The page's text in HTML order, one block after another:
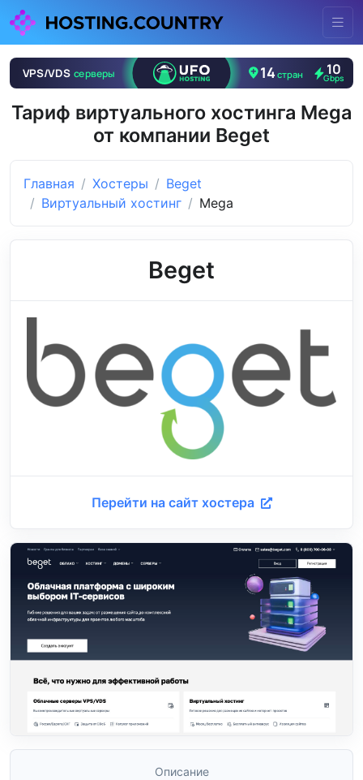
Тариф виртуального хостинга Mega
от компании Beget
Главная Хостеры
Beget
Виртуальный хостинг
Mega
Beget
Перейти на сайт хостера
Описание